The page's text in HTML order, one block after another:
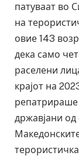
патуваат во
на
овие 143
дека само
раселени
крајот на
репатрираше
државјани од